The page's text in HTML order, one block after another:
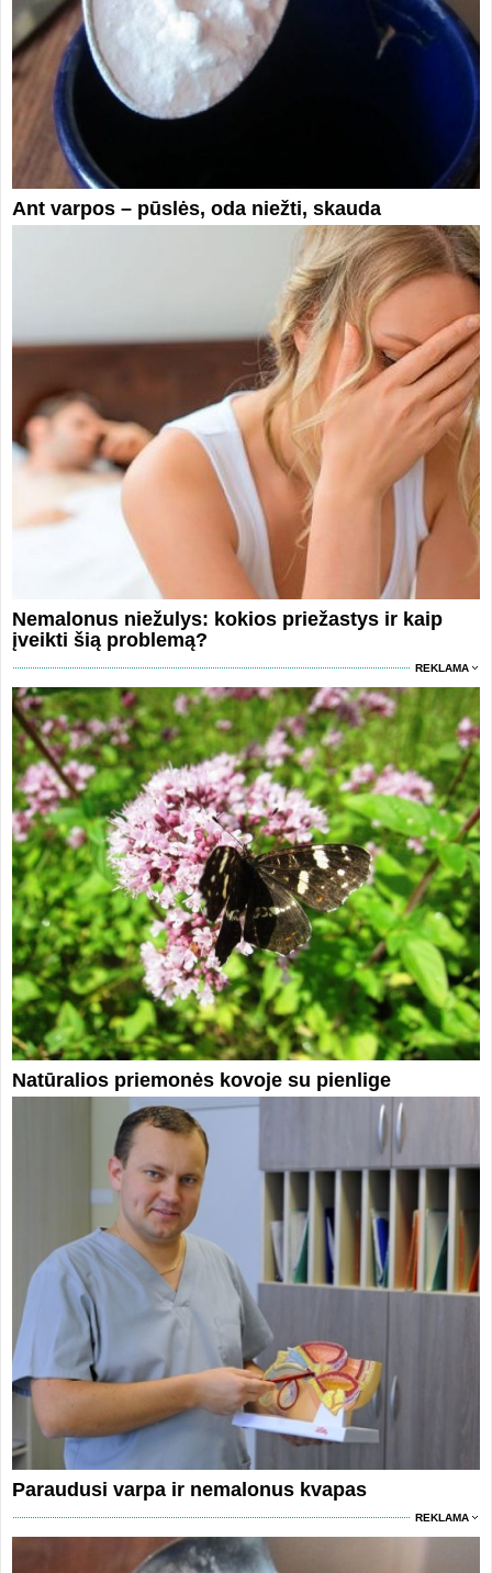
Ant varpos – pūslės, oda niežti, skauda
Nemalonus niežulys: kokios priežastys ir kaip
įveikti šią problemą?
REKLAMA
Natūralios priemonės kovoje su pienlige
Paraudusi varpa ir nemalonus kvapas
REKLAMA